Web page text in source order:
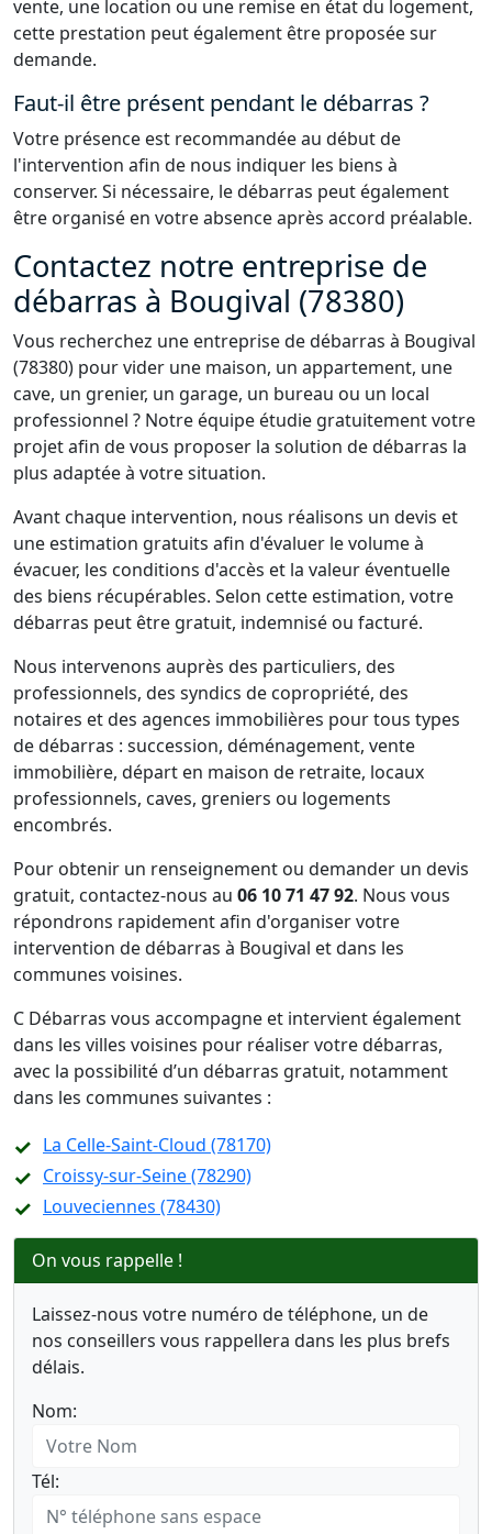
vente, une location ou une remise en état du logement,
cette prestation peut également être proposée sur
demande.
Faut-il être présent pendant le débarras ?
Votre présence est recommandée au début de
l'intervention afin de nous indiquer les biens à
conserver. Si nécessaire, le débarras peut également
être organisé en votre absence après accord préalable.
Contactez notre entreprise de
débarras à Bougival (78380)
Vous recherchez une entreprise de débarras à Bougival
(78380) pour vider une maison, un appartement, une
cave, un grenier, un garage, un bureau ou un local
professionnel ? Notre équipe étudie gratuitement votre
projet afin de vous proposer la solution de débarras la
plus adaptée à votre situation.
Avant chaque intervention, nous réalisons un devis et
une estimation gratuits afin d'évaluer le volume à
évacuer, les conditions d'accès et la valeur éventuelle
des biens récupérables. Selon cette estimation, votre
débarras peut être gratuit, indemnisé ou facturé.
Nous intervenons auprès des particuliers, des
professionnels, des syndics de copropriété, des
notaires et des agences immobilières pour tous types
de débarras : succession, déménagement, vente
immobilière, départ en maison de retraite, locaux
professionnels, caves, greniers ou logements
encombrés.
Pour obtenir un renseignement ou demander un devis
gratuit, contactez-nous au 06 10 71 47 92. Nous vous
répondrons rapidement afin d'organiser votre
intervention de débarras à Bougival et dans les
communes voisines.
C Débarras vous accompagne et intervient également
dans les villes voisines pour réaliser votre débarras,
avec la possibilité d’un débarras gratuit, notamment
dans les communes suivantes :
La Celle-Saint-Cloud (78170)
Croissy-sur-Seine (78290)
Louveciennes (78430)
On vous rappelle !
Laissez-nous votre numéro de téléphone, un de
nos conseillers vous rappellera dans les plus brefs
délais.
Nom:
Tél: